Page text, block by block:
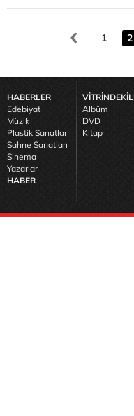
1 2
HABERLER
Edebiyat
Müzik
Plastik Sanatlar
Sahne Sanatları
Sinema
Yazarlar
HABER
Albüm
DVD
Kitap